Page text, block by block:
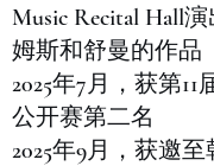
Music Recital Hall
姆斯和舒曼的作品
2025年7月，获第
公开赛第二名
2025年9月，获邀